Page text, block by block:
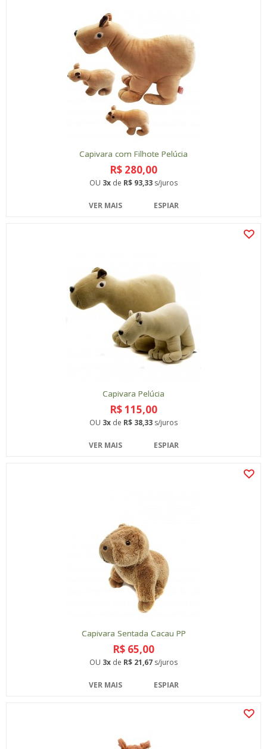
Capivara com Filhote Pelúcia
R$ 280,00
OU 3x de R$ 93,33 s/juros
VER MAIS ESPIAR
Capivara Pelúcia
R$ 115,00
OU 3x de R$ 38,33 s/juros
VER MAIS ESPIAR
Capivara Sentada Cacau PP
R$ 65,00
OU 3x de R$ 21,67 s/juros
VER MAIS ESPIAR